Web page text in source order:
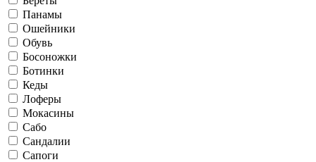
Панамы
Ошейники
Обувь
Босоножки
Ботинки
Кеды
Лоферы
Мокасины
Сабо
Сандалии
Сапоги